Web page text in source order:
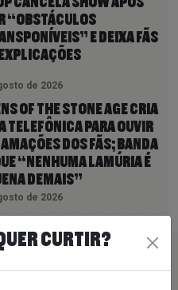
“OBSTÁCULOS
E DEIXA FÃS
de 2026
OF THE STONE AGE CRIA
TELEFÔNICA PARA OUVIR
DOS FÃS; BANDA
“NENHUMA LAMÚRIA É
DEMAIS”
de 2026
CURTIR?